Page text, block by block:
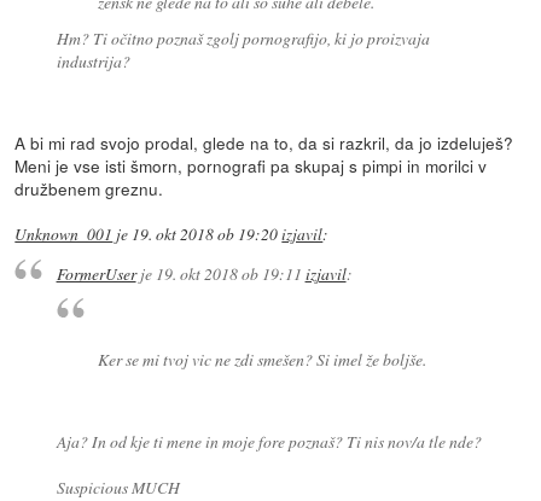
Hm? Ti očitno poznaš zgolj pornografijo, ki jo proizvaja
industrija?
A bi mi rad svojo prodal, glede na to, da si razkril, da jo izdeluješ?
Meni je vse isti šmorn, pornografi pa skupaj s pimpi in morilci v
družbenem greznu.
Unknown_001 je 19. okt 2018 ob 19:20izjavil:
FormerUserje 19. okt 2018 ob 19:11 izjavil:
Ker se mi tvoj vic ne zdi smešen? Si imel že boljše.
Aja? In od kje ti mene in moje fore poznaš? Ti nis nov/a tle nde?
Suspicious MUCH